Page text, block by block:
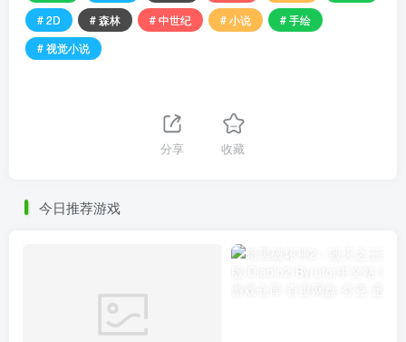
# 2D
# 森林 # 中世纪 # 小说
# 手绘
# 视觉小说
分享 收藏
今日推荐游戏